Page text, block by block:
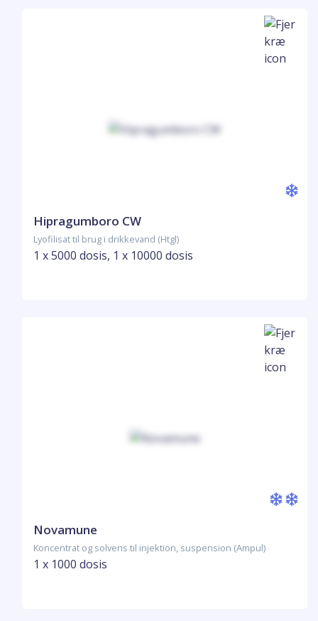
Hipragumboro CW
Lyofilisat til brug i drikkevand (Htgl)
1 x 5000 dosis, 1 x 10000 dosis
Novamune
Koncentrat og solvens til injektion, suspension (Ampul)
1 x 1000 dosis